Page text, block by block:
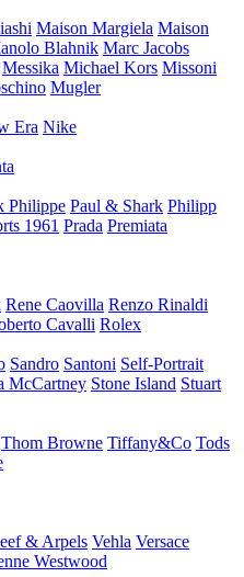
Maison Margiela Maison
Blahnik Marc Jacobs
Messika Michael Kors Missoni
Mugler
Era Nike
Philippe Paul & Shark Philipp
1961 Prada Premiata
Rene Caovilla Renzo Rinaldi
Cavalli Rolex
Sandro Santoni Self-Portrait
McCartney Stone Island Stuart
Thom Browne Tiffany&Co Tods
& Arpels Vehla Versace
Westwood